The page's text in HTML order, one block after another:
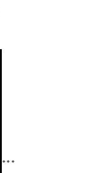
***